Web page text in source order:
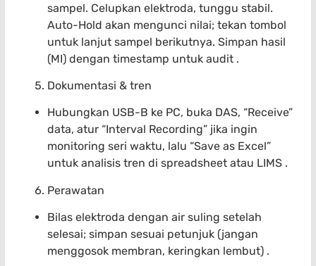
sampel. Celupkan elektroda, tunggu stabil.
Auto-Hold akan mengunci nilai; tekan tombol
untuk lanjut sampel berikutnya. Simpan hasil
(MI) dengan timestamp untuk audit .
Dokumentasi & tren
Hubungkan USB-B ke PC, buka DAS, “Receive”
data, atur “Interval Recording” jika ingin
monitoring seri waktu, lalu “Save as Excel”
untuk analisis tren di spreadsheet atau LIMS .
Perawatan
Bilas elektroda dengan air suling setelah
selesai; simpan sesuai petunjuk (jangan
menggosok membran, keringkan lembut) .